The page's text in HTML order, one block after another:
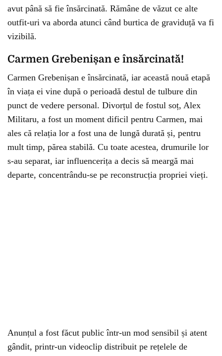
avut până să fie însărcinată. Rămâne de văzut ce alte
outfit-uri va aborda atunci când burtica de graviduță va fi
vizibilă.
Carmen Grebenișan e însărcinată!
Carmen Grebenișan e însărcinată, iar această nouă etapă
în viața ei vine după o perioadă destul de tulbure din
punct de vedere personal. Divorțul de fostul soț, Alex
Militaru, a fost un moment dificil pentru Carmen, mai
ales că relația lor a fost una de lungă durată și, pentru
mult timp, părea stabilă. Cu toate acestea, drumurile lor
s-au separat, iar influencerița a decis să meargă mai
departe, concentrându-se pe reconstrucția propriei vieți.
Anunțul a fost făcut public într-un mod sensibil și atent
gândit, printr-un videoclip distribuit pe rețelele de